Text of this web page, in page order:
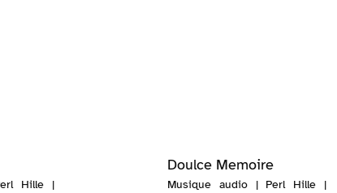
Doulce Memoire
Musique audio | Perl Hille |
Hille |